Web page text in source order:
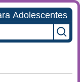
Adolescentes